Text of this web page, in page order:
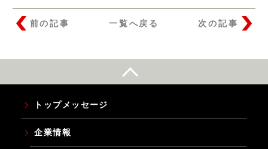
前の記事 一覧へ戻る 次の記事
トップメッセージ
企業情報